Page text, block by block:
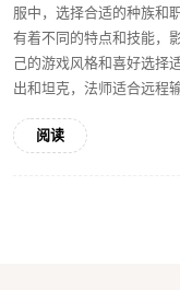
服中，选择合适的种族和
有着不同的特点和技能，
己的游戏风格和喜好选择
出和坦克，法师适合远程
阅读